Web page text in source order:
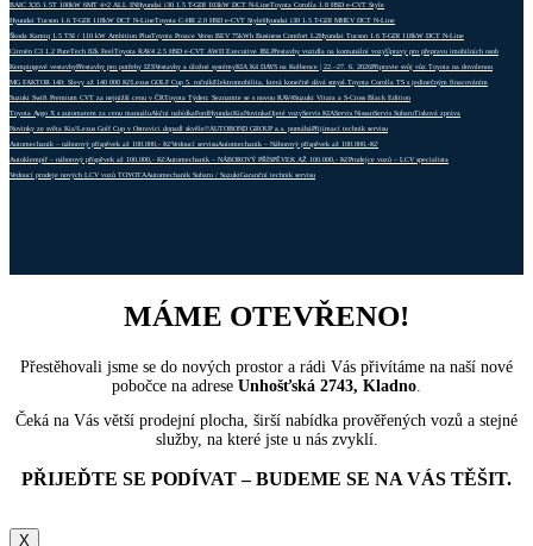
BAIC X35 1.5T 100kW 6MT 4×2 ALL INHyundai i30 1.5 T-GDI 103kW DCT N-LineToyota Corolla 1.8 HSD e-CVT Style
Hyundai Tucson 1.6 T-GDI 118kW DCT N-LineToyota C-HR 2.0 HSD e-CVT StyleHyundai i30 1.5 T-GDI MHEV DCT N-Line
Škoda Kamiq 1.5 TSI / 110 kW Ambition PlusToyota Proace Verso BEV 75kWh Business Comfort L2Hyundai Tucson 1.6 T-GDI 118kW DCT N-Line
Citroën C3 1.2 PureTech 82k FeelToyota RAV4 2.5 HSD e-CVT AWD Executive JBL Přestavby vozidla na komunální vozyÚpravy pro přepravu imobilních osob
Kempingové vestavbyPřestavby pro potřeby IZSVestavby a úložné systémyKIA K4 DAYS na Kolbence | 22.–27. 6. 2026Připravte svůj vůz Toyota na dovolenou
MG FAKTOR 140: Slevy až 140 000 KčLexus GOLF Cup 5. ročníkElektromobilita, která konečně dává smysl. Toyota Corolla TS s jedinečným finacováním
Suzuki Swift Premium CVT za nejnižší cenu v ČRToyota Týden: Seznamte se s novou RAV4Suzuki Vitara a S-Cross Black Edition
Toyota Aygo X s automatem za cenu manuáluAkční nabídkaFordHyundaiKiaNovinkaOjeté vozyServis KIAServis NissanServis SubaruTisková zpráva
Novinky ze světa Kia!Lexus Golf Cup v Ostravici dopadl skvěle!!AUTOBOND GROUP a.s. pomáháPřijímací technik servisu
Automechanik – náborový příspěvek až 100.000,- KčVedoucí servisuAutomechanik – Náborový příspěvek až 100.000,-Kč
Autoklempíř – náborový příspěvek až 100.000,- KčAutomechanik – NÁBOROVÝ PŘÍSPĚVEK AŽ 100.000,- KčProdejce vozů – LCV specialista
Vedoucí prodeje nových LCV vozů TOYOTAAutomechanik Subaru / SuzukiGaranční technik servisu
MÁME OTEVŘENO!
Přestěhovali jsme se do nových prostor a rádi Vás přivítáme na naší nové
pobočce na adrese Unhošťská 2743, Kladno
Čeká na Vás větší prodejní plocha, širší nabídka prověřených vozů a stejné
služby, na které jste u nás zvyklí.
PŘIJEĎTE SE PODÍVAT – BUDEME SE NA VÁS TĚŠIT.
X